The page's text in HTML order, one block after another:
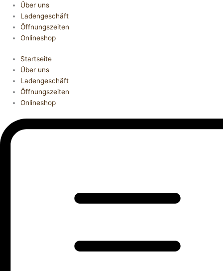
Über uns
Ladengeschäft
Öffnungszeiten
Onlineshop
Startseite
Über uns
Ladengeschäft
Öffnungszeiten
Onlineshop